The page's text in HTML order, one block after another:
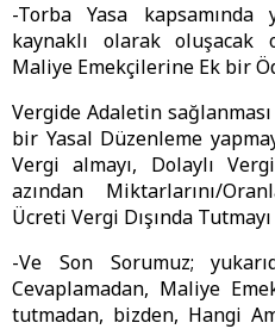
-Torba Yasa
kaynaklı olarak
Maliye Emekçilerine Ek bir
Vergide Adaletin
bir Yasal Düzenleme
Vergi almayı, Dolaylı
azından Miktarlarını/
Ücreti Vergi Dışında
-Ve Son Sorumuz;
Cevaplamadan, Maliye
tutmadan, bizden, Hangi